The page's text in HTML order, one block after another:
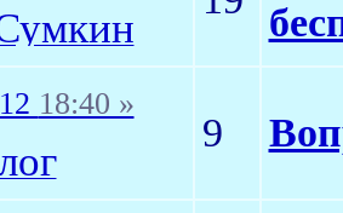
18:40 »
9